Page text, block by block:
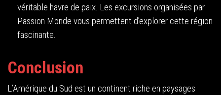
véritable havre de paix. Les excursions organisées par
Passion Monde vous permettent d’explorer cette région
fascinante.
Conclusion
L’Amérique du Sud est un continent riche en paysages